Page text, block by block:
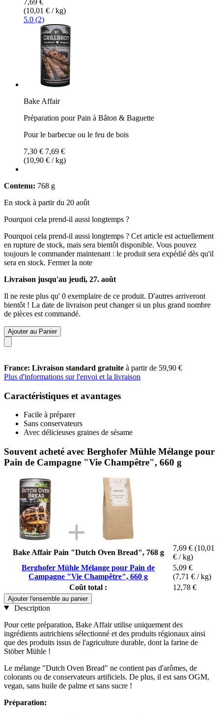
(10,01 € / kg)
5.0 (2)
Bake Affair
Préparation pour Pain à Bâton & Baguette
Pour le barbecue ou le feu de bois
7,30 € 7,69 €
(10,90 € / kg)
Contenu: 768 g
En stock à partir du 20 août
Pourquoi cela prend-il aussi longtemps ?
Pourquoi cela prend-il aussi longtemps ? Cet article est actuellement
en rupture de stock, mais sera bientôt disponible. Vous pouvez
toujours le commander maintenant : le produit sera expédié dès qu'il
sera en stock. Fermer la note
Livraison jusqu'au jeudi, 27. août
Il ne reste plus qu' 0 exemplaire de ce produit. D'autres arriveront
bientôt ! La date de livraison peut changer si un plus grand nombre
de pièces est commandé.
Ajouter au Panier
France: Livraison standard gratuite à partir de 59,90 €
Plus d'informations sur l'envoi et la livraison
Caractéristiques et avantages
Facile à préparer
Sans conservateurs
Avec délicieuses graines de sésame
Souvent acheté avec Berghofer Mühle Mélange pour
Pain de Campagne "Vie Champêtre", 660 g
Bake Affair Pain "Dutch Oven Bread", 768 g
7,69 € (10,01
€ / kg)
Berghofer Mühle Mélange pour Pain de
Campagne "Vie Champêtre", 660 g
5,09 €
(7,71 € / kg)
Coût total :
12,78 €
Ajouter l'ensemble au panier
Description
Pour cette préparation, Bake Affair utilise uniquement des
ingrédients autrichiens sélectionné et des produits régionaux ainsi
que des produits issus de l'agriculture durable, dont la farine de
Stöber Mühle !
Le mélange "Dutch Oven Bread" ne contient pas d'arômes, de
colorants ou de conservateurs artificiels. De plus, il est sans OGM,
vegan, sans huile de palme et sans sucre !
Préparation: